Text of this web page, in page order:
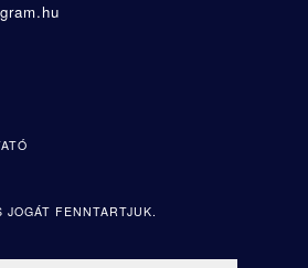
JOGÁT FENNTARTJUK.